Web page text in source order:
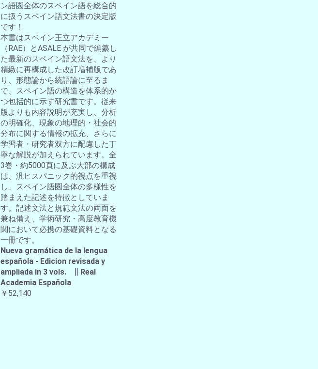
ン語圏全体のスペイン語を総合的
に扱うスペイン語文法書の決定版
です！
本書はスペイン王立アカデミー
（RAE）とASALE が共同で編纂し
た最新のスペイン語文法を、より
精緻に再構成した改訂増補版であ
り、形態論から統語論に至るま
で、スペイン語の構造を体系的か
つ包括的に示す研究書です。従来
版よりも内容説明が充実し、分析
の明確化、現象の地理的・社会的
分布に関する情報の拡充、さらに
学習者・研究者双方に配慮した丁
寧な解説が加えられています。全
3巻・約5000頁に及ぶ大部の構成
は、汎ヒスパニック的視点を重視
し、スペイン語圏全体の多様性を
踏まえた記述を特徴としていま
す。記述文法と規範文法の両面を
兼ね備え、学術研究・高度教育機
関において必携の基礎資料となる
一冊です。
Nueva gramática de la lengua
española - Edicion revisada y
ampliada in 3 vols. ∥ Real
Academia Española
￥52,140